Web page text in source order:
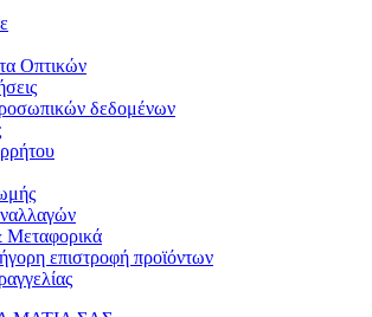
Οπτικών
δεδομένων
Μεταφορικά
επιστροφή προϊόντων